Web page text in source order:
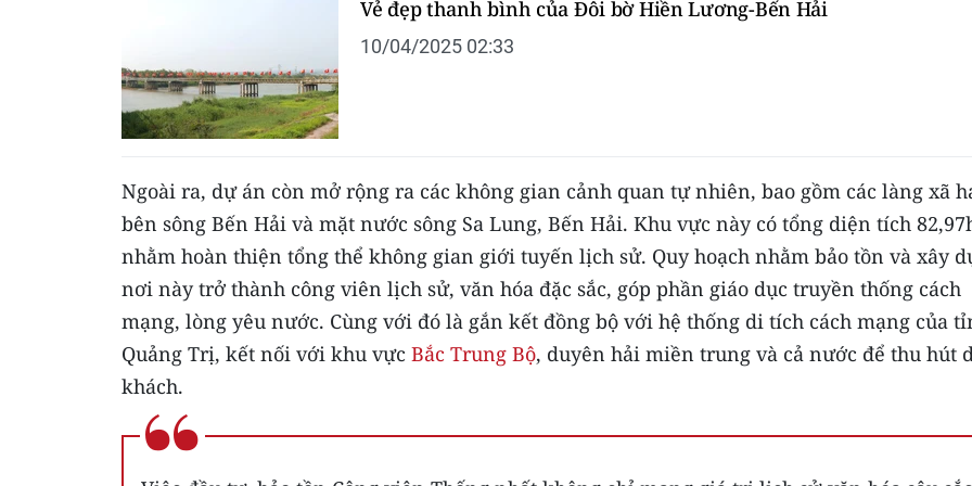
Vẻ đẹp thanh bình của Đôi bờ Hiền Lương-Bến Hải
10/04/2025 02:33
Ngoài ra, dự án còn mở rộng ra các không gian cảnh quan tự nhiên, bao gồm các làng xã
bên sông Bến Hải và mặt nước sông Sa Lung, Bến Hải. Khu vực này có tổng diện tích
nhằm hoàn thiện tổng thể không gian giới tuyến lịch sử. Quy hoạch nhằm bảo tồn và xây
nơi này trở thành công viên lịch sử, văn hóa đặc sắc, góp phần giáo dục truyền thống cách
mạng, lòng yêu nước. Cùng với đó là gắn kết đồng bộ với hệ thống di tích cách mạng của
Quảng Trị, kết nối với khu vực Bắc Trung Bộ, duyên hải miền trung và cả nước để thu hút
khách.